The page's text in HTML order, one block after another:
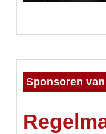
Sponsoren